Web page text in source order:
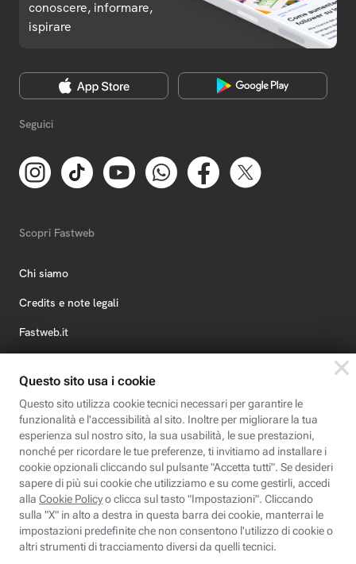
conoscere, informare,
ispirare
Seguici
Scopri Fastweb
Chi siamo
Credits e note legali
Fastweb.it
Fastweb Digital Academy
STEP FuturAbility District
Insieme, siamo futuro